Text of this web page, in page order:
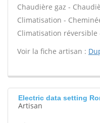
Chaudière gaz -
Climatisation -
Climatisation réversible
Voir la fiche artisan :
Electric data setting
Artisan